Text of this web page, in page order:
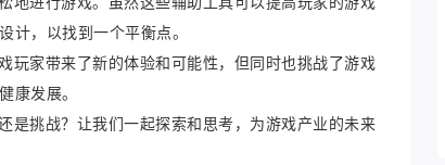
，以找到一个平衡点。
玩家带来了新的体验和可能性，但同时也挑战了游戏
康发展。
是挑战？让我们一起探索和思考，为游戏产业的未来